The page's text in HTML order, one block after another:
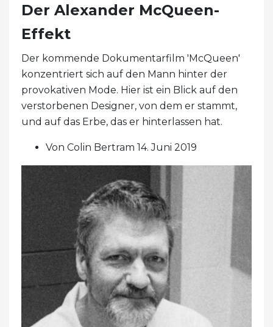
Der Alexander McQueen-
Effekt
Der kommende Dokumentarfilm 'McQueen'
konzentriert sich auf den Mann hinter der
provokativen Mode. Hier ist ein Blick auf den
verstorbenen Designer, von dem er stammt,
und auf das Erbe, das er hinterlassen hat.
Von Colin Bertram 14. Juni 2019